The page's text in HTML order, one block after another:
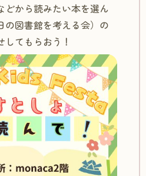
どから読みたい本を選ん
の図書館を考える会）の
てもらおう！